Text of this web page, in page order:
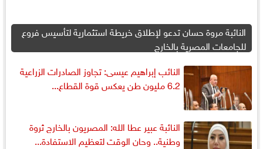
النائبة مروة حسان تدعو لإطلاق خريطة استثمارية لتأسيس فروع
للجامعات المصرية بالخارج
النائب إبراهيم عيسى: تجاوز الصادرات الزراعية
6.2 مليون طن يعكس قوة القطاع...
النائبة عبير عطا الله: المصريون بالخارج ثروة
وطنية.. وحان الوقت لتعظيم الاستفادة...